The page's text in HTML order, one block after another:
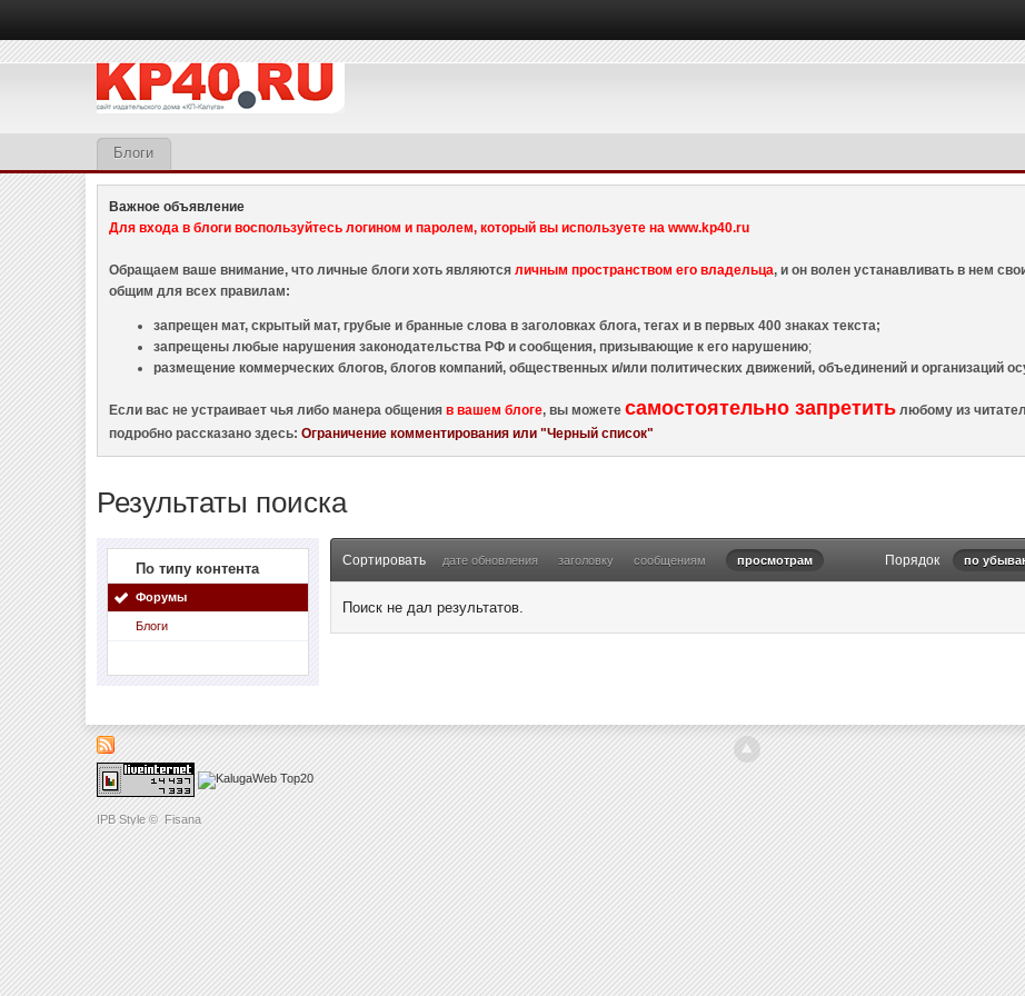
IPB Style © Fisana
Блоги
Важное объявление
Для входа в блоги воспользуйтесь логином и паролем, который вы используете на www.kp40.ru
Обращаем ваше внимание, что личные блоги хоть являютсяличным пространством его владельца, и он волен устанавливать в нем
общим для всех правилам:
запрещен мат, скрытый мат, грубые и бранные слова в заголовках блога, тегах и в первых 400 знаках текста;
запрещены любые нарушения законодательства РФ и сообщения, призывающие к его нарушению;
размещение коммерческих блогов, блогов компаний, общественных и/или политических движений, объединений и организаций
Если вас не устраивает чья либо манера общенияв вашем блоге, вы можетесамостоятельно запретить любому из
подробно рассказано здесь:Ограничение комментирования или "Черный список"
Результаты поиска
По типу контента
Форумы
Блоги
Сортировать дате обновления заголовку сообщениям просмотрам Порядок по
Поиск не дал результатов.